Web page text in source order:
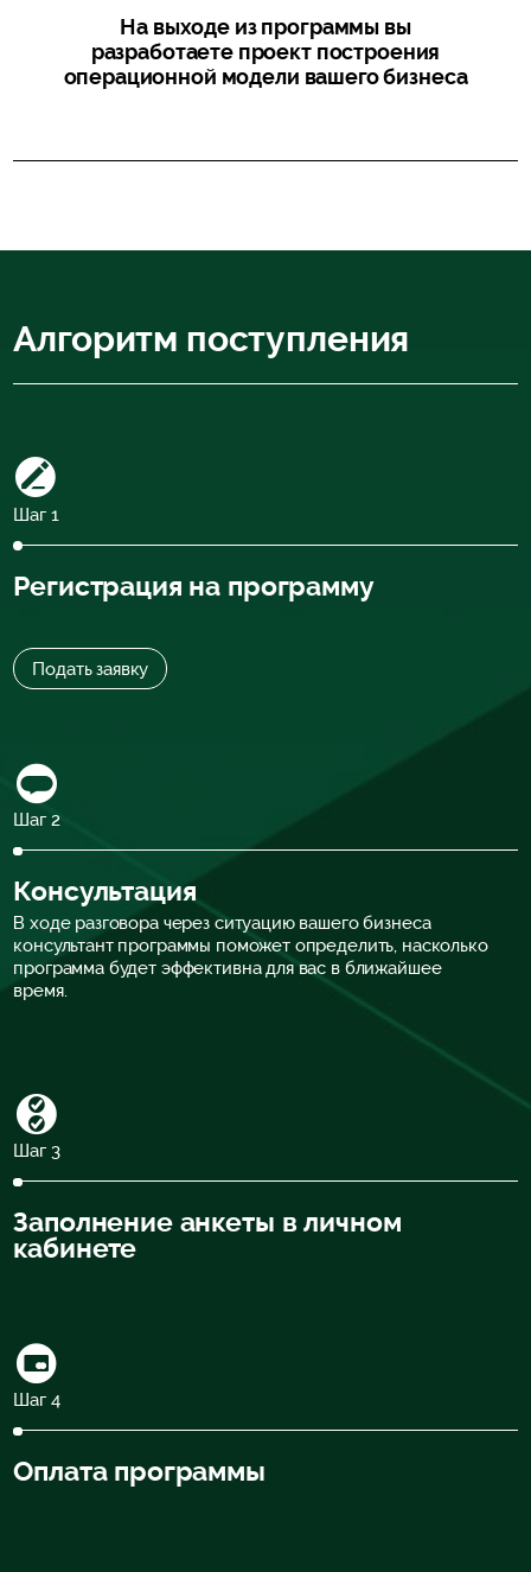
На выходе из программы вы
разработаете проект построения
операционной модели вашего бизнеса
Алгоритм поступления
Шаг 1
Регистрация на программу
Подать заявку
Шаг 2
Консультация
В ходе разговора через ситуацию вашего бизнеса
консультант программы поможет определить, насколько
программа будет эффективна для вас в ближайшее
время.
Шаг 3
Заполнение анкеты в личном
кабинете
Шаг 4
Оплата программы